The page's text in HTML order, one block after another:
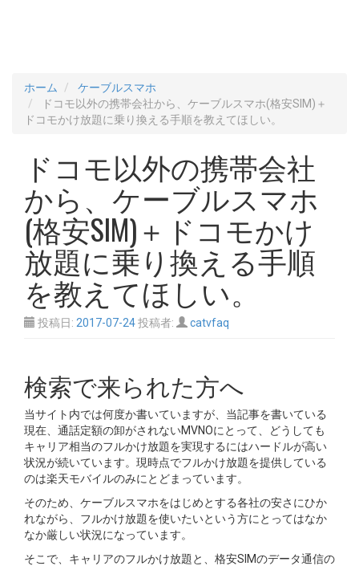
ホーム
ケーブルスマホ
ドコモ以外の携帯会社から、ケーブルスマホ(格安SIM)＋
ドコモかけ放題に乗り換える手順を教えてほしい。
ドコモ以外の携帯会社
から、ケーブルスマホ
(格安SIM)＋ドコモかけ
放題に乗り換える手順
を教えてほしい。
投稿日: 2017-07-24投稿者: catvfaq
検索で来られた方へ
当サイト内では何度か書いていますが、当記事を書いている
現在、通話定額の卸がされないMVNOにとって、どうしても
キャリア相当のフルかけ放題を実現するにはハードルが高い
状況が続いています。現時点でフルかけ放題を提供している
のは楽天モバイルのみにとどまっています。
そのため、ケーブルスマホをはじめとする各社の安さにひか
れながら、フルかけ放題を使いたいという方にとってはなか
なか厳しい状況になっています。
そこで、キャリアのフルかけ放題と、格安SIMのデータ通信の